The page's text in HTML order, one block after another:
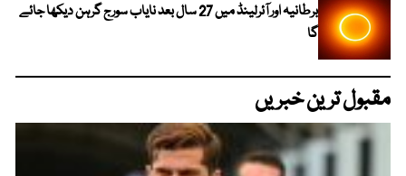
برطانیہ اور آئرلینڈ میں 27 سال بعد نایاب سورج گرہن دیکھا جائے
گا
مقبول ترین خبریں